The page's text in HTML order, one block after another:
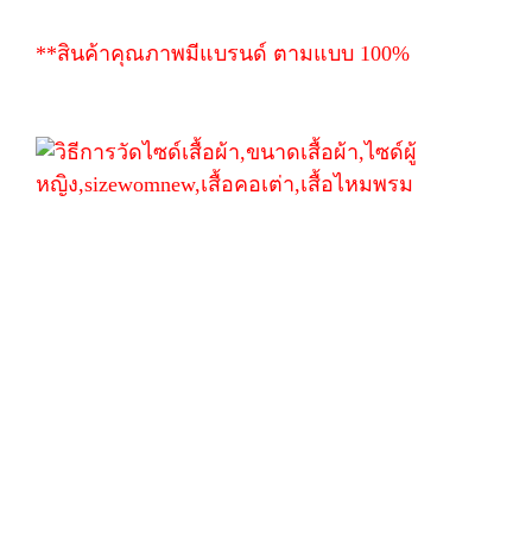
**สินค้าคุณภาพมีแบรนด์ ตามแบบ 100%